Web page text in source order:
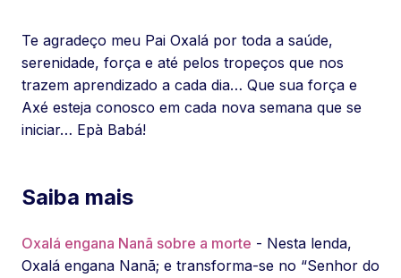
Te agradeço meu Pai Oxalá por toda a saúde,
serenidade, força e até pelos tropeços que nos
trazem aprendizado a cada dia… Que sua força e
Axé esteja conosco em cada nova semana que se
iniciar… Epà Babá!
Saiba mais
Oxalá engana Nanã sobre a morte - Nesta lenda,
Oxalá engana Nanã; e transforma-se no “Senhor do